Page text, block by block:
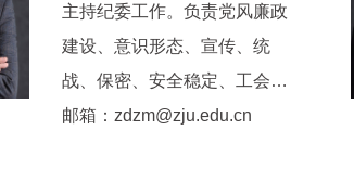
主持纪委工作。负责党风廉政
建设、意识形态、宣传、统
战、保密、安全稳定、工会、
共青团、地方合作、校友、教
邮箱：zdzm@zju.edu.cn